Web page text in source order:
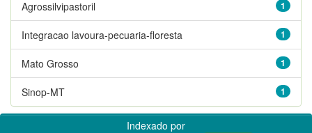
1
Agrossilvipastoril
1
Integracao lavoura-pecuaria-floresta
1
Mato Grosso
1
Sinop-MT
Indexado por